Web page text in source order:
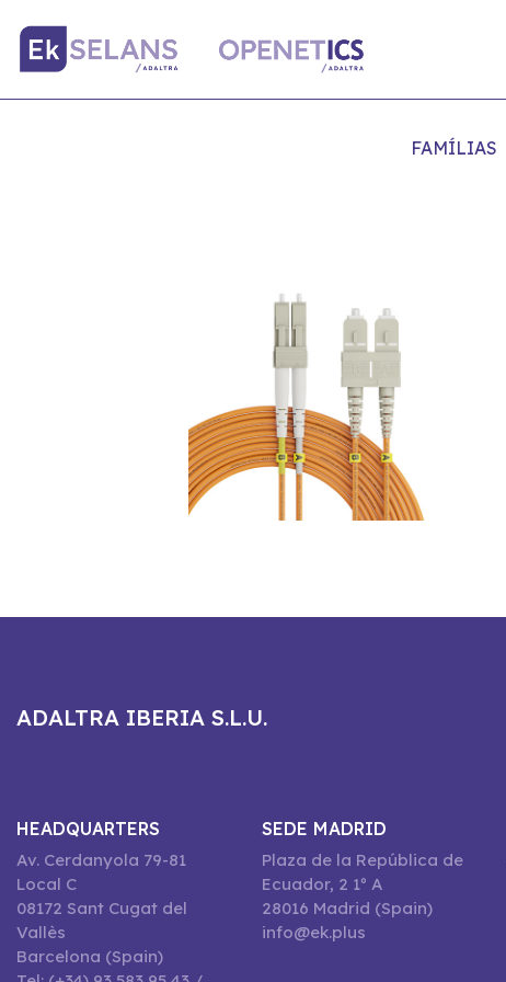
FAMÍLIAS
ADALTRA IBERIA S.L.U.
HEADQUARTERS
Av. Cerdanyola 79-81
Local C
08172 Sant Cugat del
Vallès
Barcelona (Spain)
SEDE MADRID
Plaza de la República de
Ecuador, 2 1º A
28016 Madrid (Spain)
info@ek.plus